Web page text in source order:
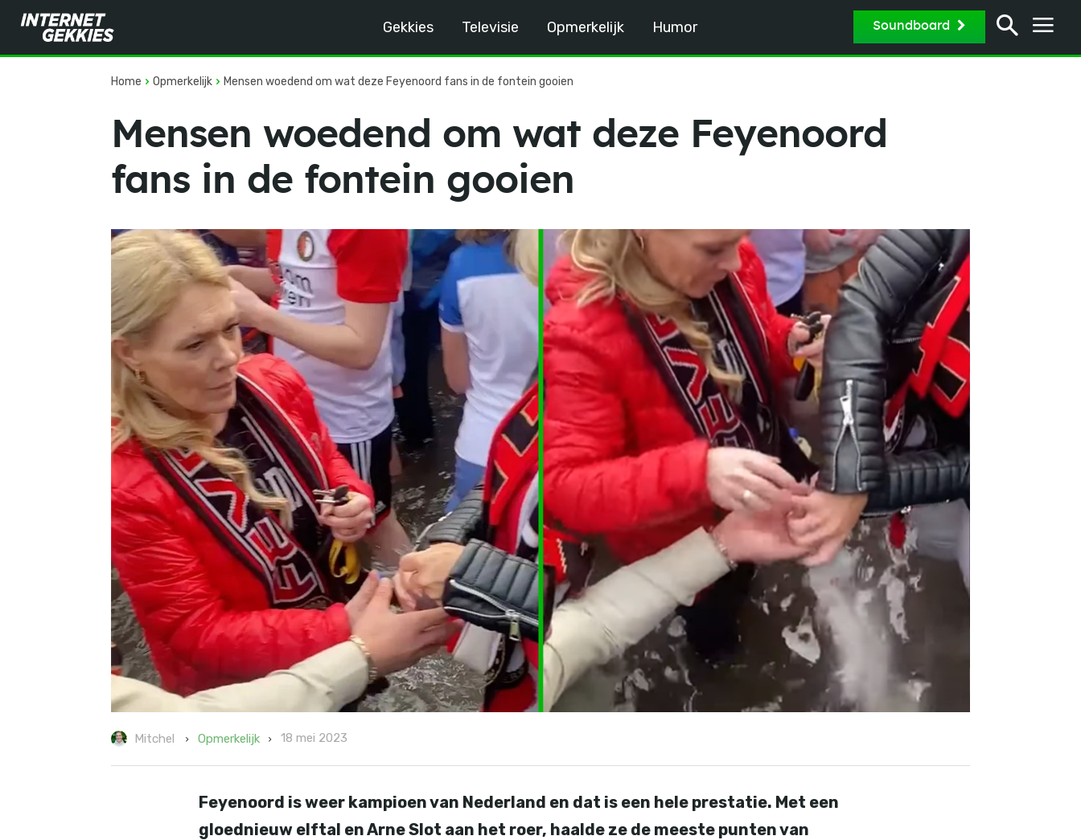
Gekkies Televisie Opmerkelijk Humor Soundboard
Home Opmerkelijk Mensen woedend om wat deze Feyenoord fans in de fontein gooien
Mensen woedend om wat deze Feyenoord
fans in de fontein gooien
Mitchel Opmerkelijk 18 mei 2023
Feyenoord is weer kampioen van Nederland en dat is een hele prestatie. Met een
gloednieuw elftal en Arne Slot aan het roer, haalde ze de meeste punten van